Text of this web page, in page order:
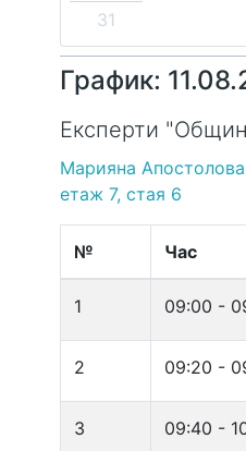
31
График:
Експерти
Марияна Апостолова
етаж 7, стая 6
№ Час
1 09:00 -
2 09:20 -
3 09:40 -